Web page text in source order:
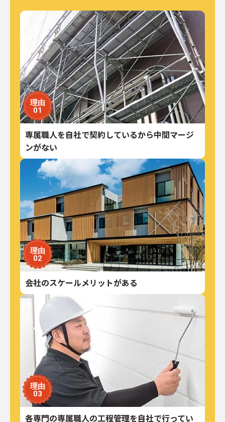
理由
01
専属職人を自社で契約しているから中間マージ
ンがない
理由
02
会社のスケールメリットがある
理由
03
各専門の専属職人の工程管理を自社で行ってい